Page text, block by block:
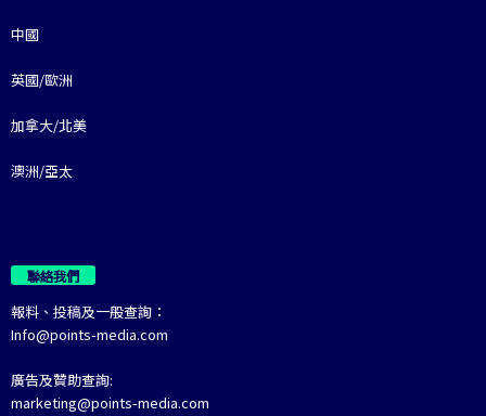
中國
英國/歐洲
加拿大/北美
澳洲/亞太
聯絡我們
報料、投稿及一般查詢：
Info@points-media.com
廣告及贊助查詢:
marketing@points-media.com